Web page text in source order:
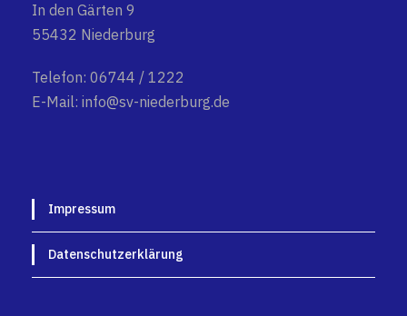
In den Gärten 9
55432 Niederburg
Telefon: 06744 / 1222
E-Mail: info@sv-niederburg.de
Impressum
Datenschutzerklärung